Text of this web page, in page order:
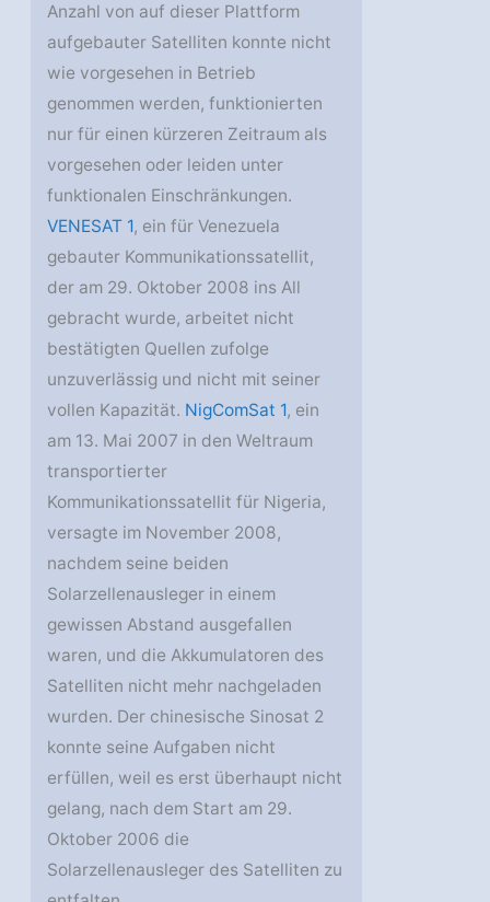
Anzahl von auf dieser Plattform
aufgebauter Satelliten konnte nicht
wie vorgesehen in Betrieb
genommen werden, funktionierten
nur für einen kürzeren Zeitraum als
vorgesehen oder leiden unter
funktionalen Einschränkungen.
VENESAT 1, ein für Venezuela
gebauter Kommunikationssatellit,
der am 29. Oktober 2008 ins All
gebracht wurde, arbeitet nicht
bestätigten Quellen zufolge
unzuverlässig und nicht mit seiner
vollen Kapazität. NigComSat 1, ein
am 13. Mai 2007 in den Weltraum
transportierter
Kommunikationssatellit für Nigeria,
versagte im November 2008,
nachdem seine beiden
Solarzellenausleger in einem
gewissen Abstand ausgefallen
waren, und die Akkumulatoren des
Satelliten nicht mehr nachgeladen
wurden. Der chinesische Sinosat 2
konnte seine Aufgaben nicht
erfüllen, weil es erst überhaupt nicht
gelang, nach dem Start am 29.
Oktober 2006 die
Solarzellenausleger des Satelliten zu